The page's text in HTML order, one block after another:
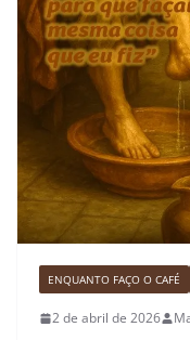
ENQUANTO FAÇO O CAFÉ
2 de abril de 2026